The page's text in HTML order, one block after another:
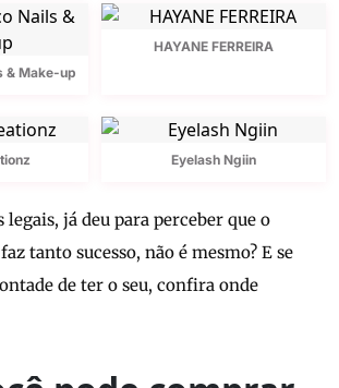
& Make-up
HAYANE FERREIRA
Eyelash Ngiin
legais, já deu para perceber que o
tanto sucesso, não é mesmo? E se
de ter o seu, confira onde